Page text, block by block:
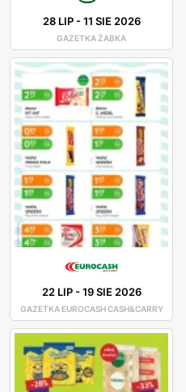
28 LIP-11 SIE 2026
GAZETKA ŻABKA
22 LIP-19 SIE 2026
GAZETKA EUROCASH CASH&CARRY